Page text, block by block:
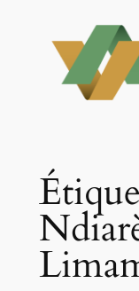
contenu